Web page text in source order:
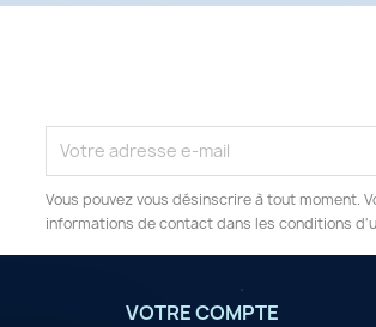
Vous pouvez vous désinscrire à tout moment.
informations de contact dans les conditions
VOTRE COMPTE